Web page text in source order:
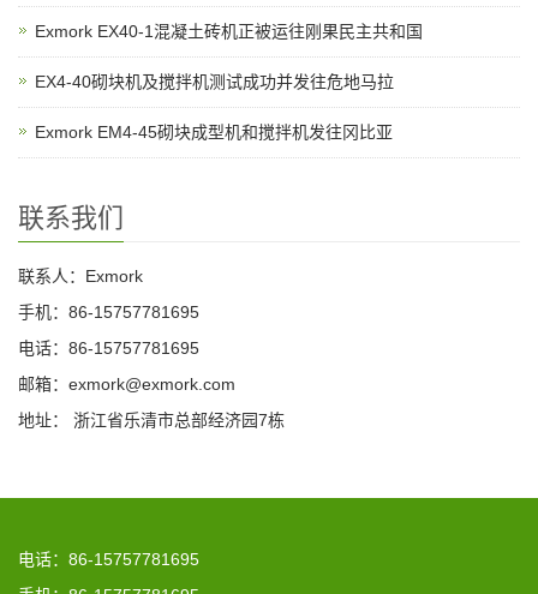
Exmork EX40-1混凝土砖机正被运往刚果民主共和国
EX4-40砌块机及搅拌机测试成功并发往危地马拉
Exmork EM4-45砌块成型机和搅拌机发往冈比亚
联系我们
联系人：Exmork
手机：86-15757781695
电话：86-15757781695
邮箱：exmork@exmork.com
地址： 浙江省乐清市总部经济园7栋
电话：86-15757781695